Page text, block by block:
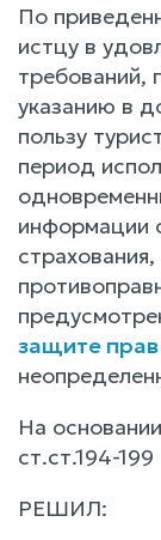
По
истцу в
требований,
указанию в
пользу
период
информации
защите
На
ст.ст.194-
РЕШИЛ: